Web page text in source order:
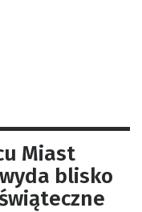
Miast
blisko